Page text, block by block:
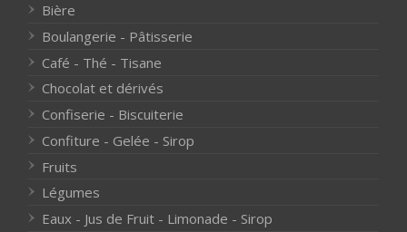
Bière
Boulangerie - Pâtisserie
Café - Thé - Tisane
Chocolat et dérivés
Confiserie - Biscuiterie
Confiture - Gelée - Sirop
Fruits
Légumes
Eaux - Jus de Fruit - Limonade - Sirop